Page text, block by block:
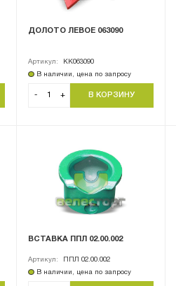
ДОЛОТО ЛЕВОЕ 063090
Артикул:
KK063090
В наличии, цена по запросу
- +
ВСТАВКА ППЛ 02.00.002
Артикул:
ППЛ 02.00.002
В наличии, цена по запросу